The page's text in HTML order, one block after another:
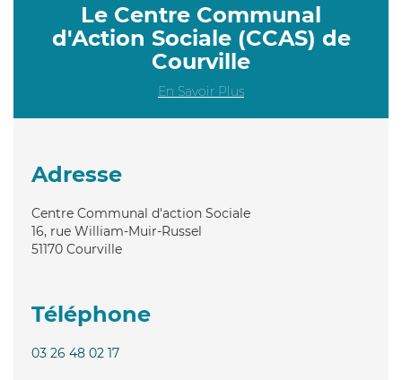
Le Centre Communal
d'Action Sociale (CCAS) de
Courville
En Savoir Plus
Adresse
Centre Communal d'action Sociale
16, rue William-Muir-Russel
51170 Courville
Téléphone
03 26 48 02 17